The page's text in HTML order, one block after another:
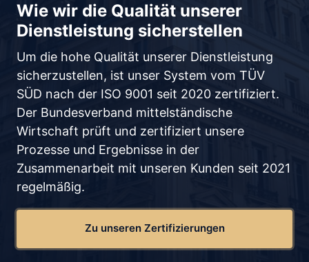
Wie wir die Qualität unserer
Dienstleistung sicherstellen
Um die hohe Qualität unserer Dienstleistung
sicherzustellen, ist unser System vom TÜV
SÜD nach der ISO 9001 seit 2020 zertifiziert.
Der Bundesverband mittelständische
Wirtschaft prüft und zertifiziert unsere
Prozesse und Ergebnisse in der
Zusammenarbeit mit unseren Kunden seit 2021
regelmäßig.
Zu unseren Zertifizierungen